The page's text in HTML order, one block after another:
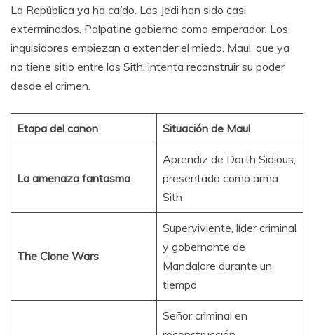
La República ya ha caído. Los Jedi han sido casi
exterminados. Palpatine gobierna como emperador. Los
inquisidores empiezan a extender el miedo. Maul, que ya
no tiene sitio entre los Sith, intenta reconstruir su poder
desde el crimen.
Etapa del canon Situación de Maul
La amenaza fantasma
Aprendiz de Darth Sidious,
presentado como arma
Sith
The Clone Wars
Superviviente, líder criminal
y gobernante de
Mandalore durante un
tiempo
Señor criminal en